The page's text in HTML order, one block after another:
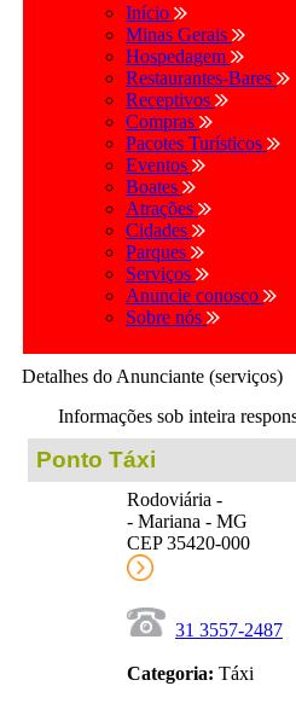
Início
Minas Gerais
Hospedagem
Restaurantes-Bares
Receptivos
Compras
Pacotes Turísticos
Eventos
Boates
Atrações
Cidades
Parques
Serviços
Anuncie conosco
Sobre nós
Detalhes do Anunciante (serviços)
Informações sob inteira
Ponto Táxi
Rodoviária -
- Mariana - MG
CEP 35420-000
31 3557-2487
Categoria: Táxi